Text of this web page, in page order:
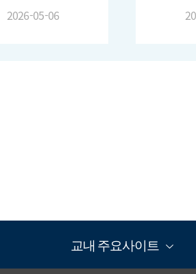
2026-05-06
교내 주요사이트